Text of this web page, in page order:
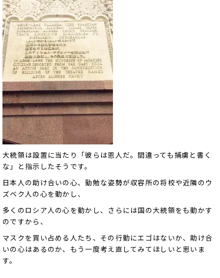
大統領は設置に当たり「彼らは恩人だ。間違っても捕虜と書く
な」と指示したそうです。
日本人の助け合いの心、勤勉な姿勢が収容所の将校や近隣のウ
ズベク人の心を動かし、
多くのロシア人の心を動かし、さらには国の大統領をも動かす
のですから、
マスクを買い占める人たち、その行動にエゴはないか、助け合
いの心はあるのか、もう一度考え直してみてほしいと思いま
す。